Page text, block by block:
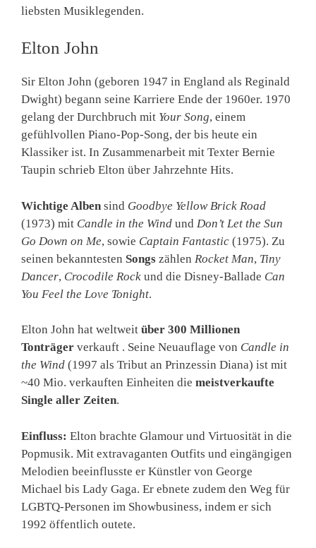
liebsten Musiklegenden.
Elton John
Sir Elton John (geboren 1947 in England als Reginald
Dwight) begann seine Karriere Ende der 1960er. 1970
gelang der Durchbruch mit Your Song, einem
gefühlvollen Piano-Pop-Song, der bis heute ein
Klassiker ist. In Zusammenarbeit mit Texter Bernie
Taupin schrieb Elton über Jahrzehnte Hits.
Wichtige Alben sind Goodbye Yellow Brick Road
(1973) mit Candle in the Wind und Don’t Let the Sun
Go Down on Me, sowie Captain Fantastic (1975). Zu
seinen bekanntesten Songs zählen Rocket Man, Tiny
Dancer, Crocodile Rock und die Disney-Ballade Can
You Feel the Love Tonight.
Elton John hat weltweit über 300 Millionen
Tonträger verkauft . Seine Neuauflage von Candle in
the Wind (1997 als Tribut an Prinzessin Diana) ist mit
~40 Mio. verkauften Einheiten die meistverkaufte
Single aller Zeiten.
Einfluss: Elton brachte Glamour und Virtuosität in die
Popmusik. Mit extravaganten Outfits und eingängigen
Melodien beeinflusste er Künstler von George
Michael bis Lady Gaga. Er ebnete zudem den Weg für
LGBTQ-Personen im Showbusiness, indem er sich
1992 öffentlich outete.